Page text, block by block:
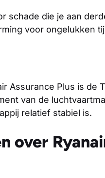
schade die je aan
voor ongelukken
Assurance Plus is de
van de
relatief stabiel is.
over